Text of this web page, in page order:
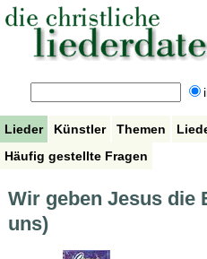
Lieder Künstler Themen
Häufig gestellte Fragen
Wir geben Jesus die
uns)